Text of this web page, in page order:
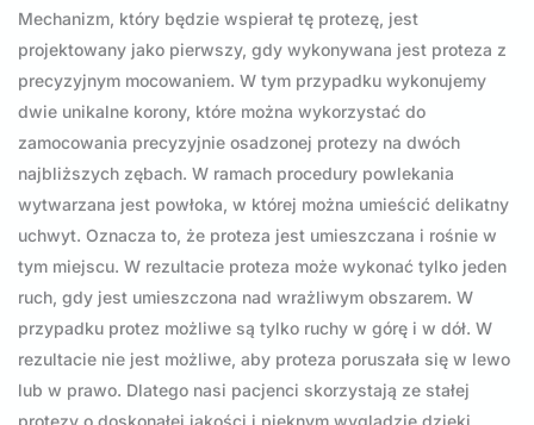
Mechanizm, który będzie wspierał tę protezę, jest
projektowany jako pierwszy, gdy wykonywana jest proteza z
precyzyjnym mocowaniem. W tym przypadku wykonujemy
dwie unikalne korony, które można wykorzystać do
zamocowania precyzyjnie osadzonej protezy na dwóch
najbliższych zębach. W ramach procedury powlekania
wytwarzana jest powłoka, w której można umieścić delikatny
uchwyt. Oznacza to, że proteza jest umieszczana i rośnie w
tym miejscu. W rezultacie proteza może wykonać tylko jeden
ruch, gdy jest umieszczona nad wrażliwym obszarem. W
przypadku protez możliwe są tylko ruchy w górę i w dół. W
rezultacie nie jest możliwe, aby proteza poruszała się w lewo
lub w prawo. Dlatego nasi pacjenci skorzystają ze stałej
protezy o doskonałej jakości i pięknym wyglądzie dzięki